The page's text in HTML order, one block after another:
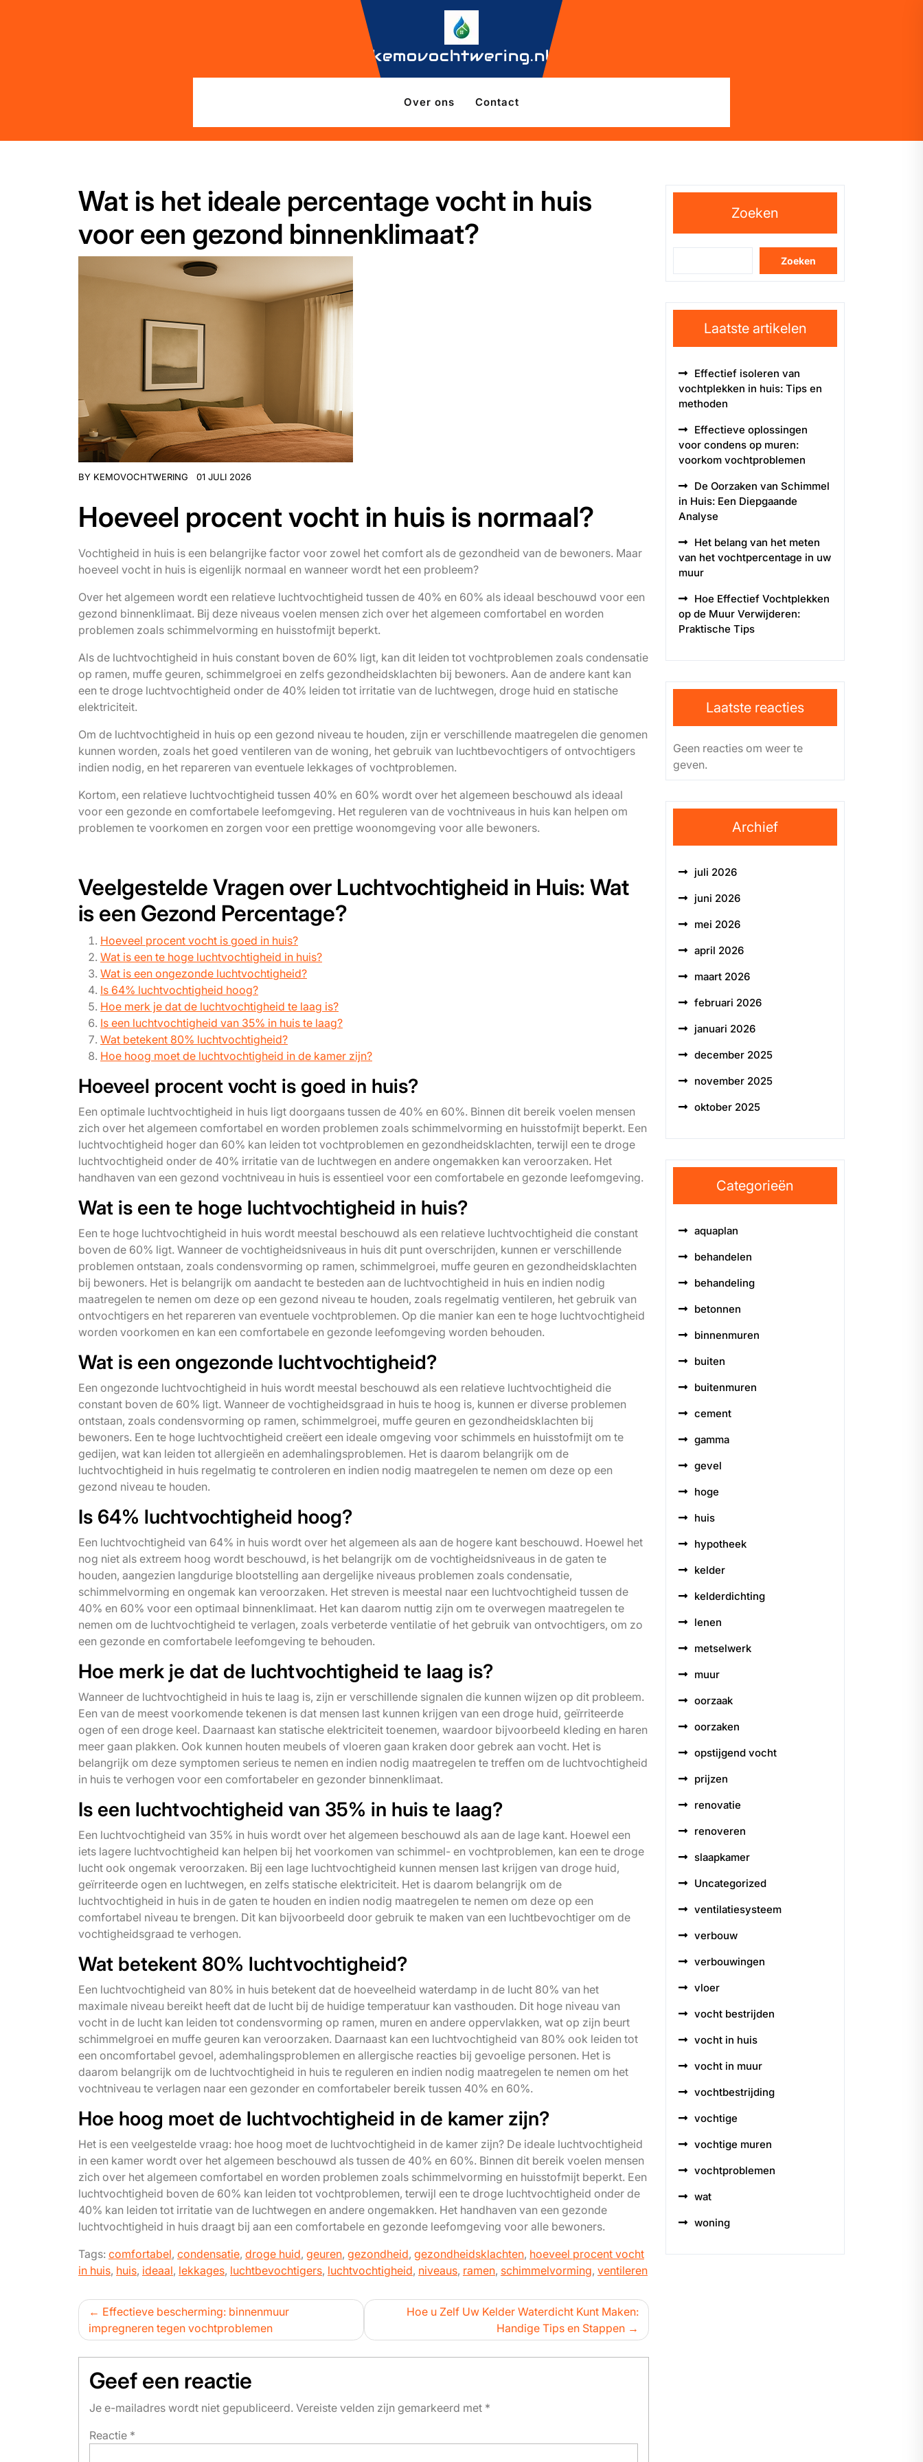
kemovochtwering.nl
Over ons Contact
Wat is het ideale percentage vocht in huis
voor een gezond binnenklimaat?
BY KEMOVOCHTWERING 01 JULI 2026
Hoeveel procent vocht in huis is normaal?
Vochtigheid in huis is een belangrijke factor voor zowel het comfort als de gezondheid van de bewoners. Maar
hoeveel vocht in huis is eigenlijk normaal en wanneer wordt het een probleem?
Over het algemeen wordt een relatieve luchtvochtigheid tussen de 40% en 60% als ideaal beschouwd voor een
gezond binnenklimaat. Bij deze niveaus voelen mensen zich over het algemeen comfortabel en worden
problemen zoals schimmelvorming en huisstofmijt beperkt.
Als de luchtvochtigheid in huis constant boven de 60% ligt, kan dit leiden tot vochtproblemen zoals condensatie
op ramen, muffe geuren, schimmelgroei en zelfs gezondheidsklachten bij bewoners. Aan de andere kant kan
een te droge luchtvochtigheid onder de 40% leiden tot irritatie van de luchtwegen, droge huid en statische
elektriciteit.
Om de luchtvochtigheid in huis op een gezond niveau te houden, zijn er verschillende maatregelen die genomen
kunnen worden, zoals het goed ventileren van de woning, het gebruik van luchtbevochtigers of ontvochtigers
indien nodig, en het repareren van eventuele lekkages of vochtproblemen.
Kortom, een relatieve luchtvochtigheid tussen 40% en 60% wordt over het algemeen beschouwd als ideaal
voor een gezonde en comfortabele leefomgeving. Het reguleren van de vochtniveaus in huis kan helpen om
problemen te voorkomen en zorgen voor een prettige woonomgeving voor alle bewoners.
Veelgestelde Vragen over Luchtvochtigheid in Huis: Wat
is een Gezond Percentage?
Hoeveel procent vocht is goed in huis?
Wat is een te hoge luchtvochtigheid in huis?
Wat is een ongezonde luchtvochtigheid?
Is 64% luchtvochtigheid hoog?
Hoe merk je dat de luchtvochtigheid te laag is?
Is een luchtvochtigheid van 35% in huis te laag?
Wat betekent 80% luchtvochtigheid?
Hoe hoog moet de luchtvochtigheid in de kamer zijn?
Hoeveel procent vocht is goed in huis?
Een optimale luchtvochtigheid in huis ligt doorgaans tussen de 40% en 60%. Binnen dit bereik voelen mensen
zich over het algemeen comfortabel en worden problemen zoals schimmelvorming en huisstofmijt beperkt. Een
luchtvochtigheid hoger dan 60% kan leiden tot vochtproblemen en gezondheidsklachten, terwijl een te droge
luchtvochtigheid onder de 40% irritatie van de luchtwegen en andere ongemakken kan veroorzaken. Het
handhaven van een gezond vochtniveau in huis is essentieel voor een comfortabele en gezonde leefomgeving.
Wat is een te hoge luchtvochtigheid in huis?
Een te hoge luchtvochtigheid in huis wordt meestal beschouwd als een relatieve luchtvochtigheid die constant
boven de 60% ligt. Wanneer de vochtigheidsniveaus in huis dit punt overschrijden, kunnen er verschillende
problemen ontstaan, zoals condensvorming op ramen, schimmelgroei, muffe geuren en gezondheidsklachten
bij bewoners. Het is belangrijk om aandacht te besteden aan de luchtvochtigheid in huis en indien nodig
maatregelen te nemen om deze op een gezond niveau te houden, zoals regelmatig ventileren, het gebruik van
ontvochtigers en het repareren van eventuele vochtproblemen. Op die manier kan een te hoge luchtvochtigheid
worden voorkomen en kan een comfortabele en gezonde leefomgeving worden behouden.
Wat is een ongezonde luchtvochtigheid?
Een ongezonde luchtvochtigheid in huis wordt meestal beschouwd als een relatieve luchtvochtigheid die
constant boven de 60% ligt. Wanneer de vochtigheidsgraad in huis te hoog is, kunnen er diverse problemen
ontstaan, zoals condensvorming op ramen, schimmelgroei, muffe geuren en gezondheidsklachten bij
bewoners. Een te hoge luchtvochtigheid creëert een ideale omgeving voor schimmels en huisstofmijt om te
gedijen, wat kan leiden tot allergieën en ademhalingsproblemen. Het is daarom belangrijk om de
luchtvochtigheid in huis regelmatig te controleren en indien nodig maatregelen te nemen om deze op een
gezond niveau te houden.
Is 64% luchtvochtigheid hoog?
Een luchtvochtigheid van 64% in huis wordt over het algemeen als aan de hogere kant beschouwd. Hoewel het
nog niet als extreem hoog wordt beschouwd, is het belangrijk om de vochtigheidsniveaus in de gaten te
houden, aangezien langdurige blootstelling aan dergelijke niveaus problemen zoals condensatie,
schimmelvorming en ongemak kan veroorzaken. Het streven is meestal naar een luchtvochtigheid tussen de
40% en 60% voor een optimaal binnenklimaat. Het kan daarom nuttig zijn om te overwegen maatregelen te
nemen om de luchtvochtigheid te verlagen, zoals verbeterde ventilatie of het gebruik van ontvochtigers, om zo
een gezonde en comfortabele leefomgeving te behouden.
Hoe merk je dat de luchtvochtigheid te laag is?
Wanneer de luchtvochtigheid in huis te laag is, zijn er verschillende signalen die kunnen wijzen op dit probleem.
Een van de meest voorkomende tekenen is dat mensen last kunnen krijgen van een droge huid, geïrriteerde
ogen of een droge keel. Daarnaast kan statische elektriciteit toenemen, waardoor bijvoorbeeld kleding en haren
meer gaan plakken. Ook kunnen houten meubels of vloeren gaan kraken door gebrek aan vocht. Het is
belangrijk om deze symptomen serieus te nemen en indien nodig maatregelen te treffen om de luchtvochtigheid
in huis te verhogen voor een comfortabeler en gezonder binnenklimaat.
Is een luchtvochtigheid van 35% in huis te laag?
Een luchtvochtigheid van 35% in huis wordt over het algemeen beschouwd als aan de lage kant. Hoewel een
iets lagere luchtvochtigheid kan helpen bij het voorkomen van schimmel- en vochtproblemen, kan een te droge
lucht ook ongemak veroorzaken. Bij een lage luchtvochtigheid kunnen mensen last krijgen van droge huid,
geïrriteerde ogen en luchtwegen, en zelfs statische elektriciteit. Het is daarom belangrijk om de
luchtvochtigheid in huis in de gaten te houden en indien nodig maatregelen te nemen om deze op een
comfortabel niveau te brengen. Dit kan bijvoorbeeld door gebruik te maken van een luchtbevochtiger om de
vochtigheidsgraad te verhogen.
Wat betekent 80% luchtvochtigheid?
Een luchtvochtigheid van 80% in huis betekent dat de hoeveelheid waterdamp in de lucht 80% van het
maximale niveau bereikt heeft dat de lucht bij de huidige temperatuur kan vasthouden. Dit hoge niveau van
vocht in de lucht kan leiden tot condensvorming op ramen, muren en andere oppervlakken, wat op zijn beurt
schimmelgroei en muffe geuren kan veroorzaken. Daarnaast kan een luchtvochtigheid van 80% ook leiden tot
een oncomfortabel gevoel, ademhalingsproblemen en allergische reacties bij gevoelige personen. Het is
daarom belangrijk om de luchtvochtigheid in huis te reguleren en indien nodig maatregelen te nemen om het
vochtniveau te verlagen naar een gezonder en comfortabeler bereik tussen 40% en 60%.
Hoe hoog moet de luchtvochtigheid in de kamer zijn?
Het is een veelgestelde vraag: hoe hoog moet de luchtvochtigheid in de kamer zijn? De ideale luchtvochtigheid
in een kamer wordt over het algemeen beschouwd als tussen de 40% en 60%. Binnen dit bereik voelen mensen
zich over het algemeen comfortabel en worden problemen zoals schimmelvorming en huisstofmijt beperkt. Een
luchtvochtigheid boven de 60% kan leiden tot vochtproblemen, terwijl een te droge luchtvochtigheid onder de
40% kan leiden tot irritatie van de luchtwegen en andere ongemakken. Het handhaven van een gezonde
luchtvochtigheid in huis draagt bij aan een comfortabele en gezonde leefomgeving voor alle bewoners.
Tags: comfortabel, condensatie, droge huid, geuren, gezondheid, gezondheidsklachten, hoeveel procent vocht
in huis, huis, ideaal, lekkages, luchtbevochtigers, luchtvochtigheid, niveaus, ramen, schimmelvorming, ventileren
Bericht
navigatie
Effectieve bescherming: binnenmuur
impregneren tegen vochtproblemen
Hoe u Zelf Uw Kelder Waterdicht Kunt Maken:
Handige Tips en Stappen
Geef een reactie
Je e-mailadres wordt niet gepubliceerd. Vereiste velden zijn gemarkeerd met *
Reactie *
Zoeken
Zoeken
Laatste artikelen
Effectief isoleren van
vochtplekken in huis: Tips en
methoden
Effectieve oplossingen
voor condens op muren:
voorkom vochtproblemen
De Oorzaken van Schimmel
in Huis: Een Diepgaande
Analyse
Het belang van het meten
van het vochtpercentage in uw
muur
Hoe Effectief Vochtplekken
op de Muur Verwijderen:
Praktische Tips
Laatste reacties
Geen reacties om weer te
geven.
Archief
juli 2026
juni 2026
mei 2026
april 2026
maart 2026
februari 2026
januari 2026
december 2025
november 2025
oktober 2025
Categorieën
aquaplan
behandelen
behandeling
betonnen
binnenmuren
buiten
buitenmuren
cement
gamma
gevel
hoge
huis
hypotheek
kelder
kelderdichting
lenen
metselwerk
muur
oorzaak
oorzaken
opstijgend vocht
prijzen
renovatie
renoveren
slaapkamer
Uncategorized
ventilatiesysteem
verbouw
verbouwingen
vloer
vocht bestrijden
vocht in huis
vocht in muur
vochtbestrijding
vochtige
vochtige muren
vochtproblemen
wat
woning